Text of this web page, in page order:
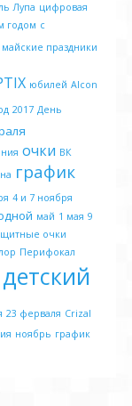
Лупа цифровая
годом с
майские праздники
юбилей Alcon
2017 День
очки ВК
график
4 и 7 ноября
май 1 мая 9
очки
Перифокал
детский
23 ферваля Crizal
ноябрь график